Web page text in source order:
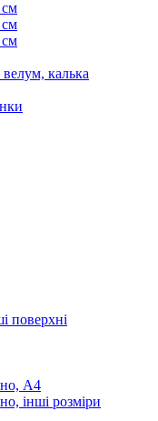
калька
поверхні
А4
інші розміри